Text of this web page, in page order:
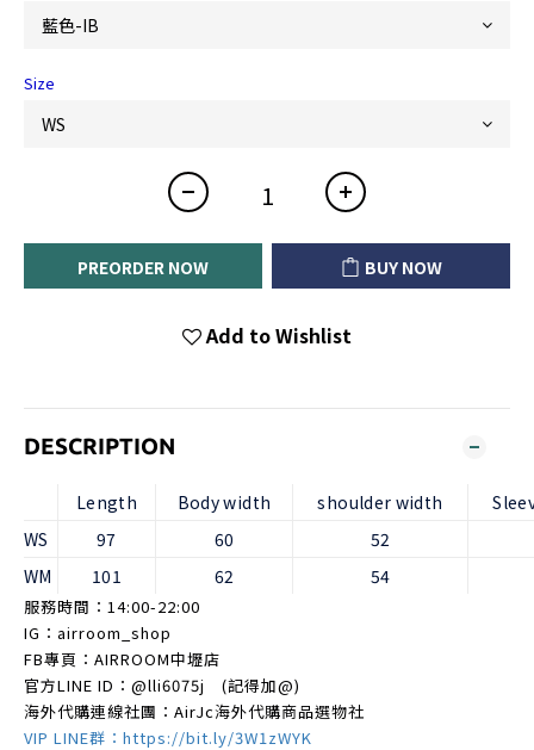
Size
PREORDER NOW BUY NOW
Add to Wishlist
DESCRIPTION
Length Body width shoulder width
WS
97 60
52
WM
101 62 54
服務時間：14:00-22:00
IG：airroom_shop
FB專頁：AIRROOM中壢店
官方LINE ID： @lli6075j (記得加@)
海外代購連線社團：AirJc海外代購商品選物社
VIP LINE群：https://bit.ly/3W1zWYK